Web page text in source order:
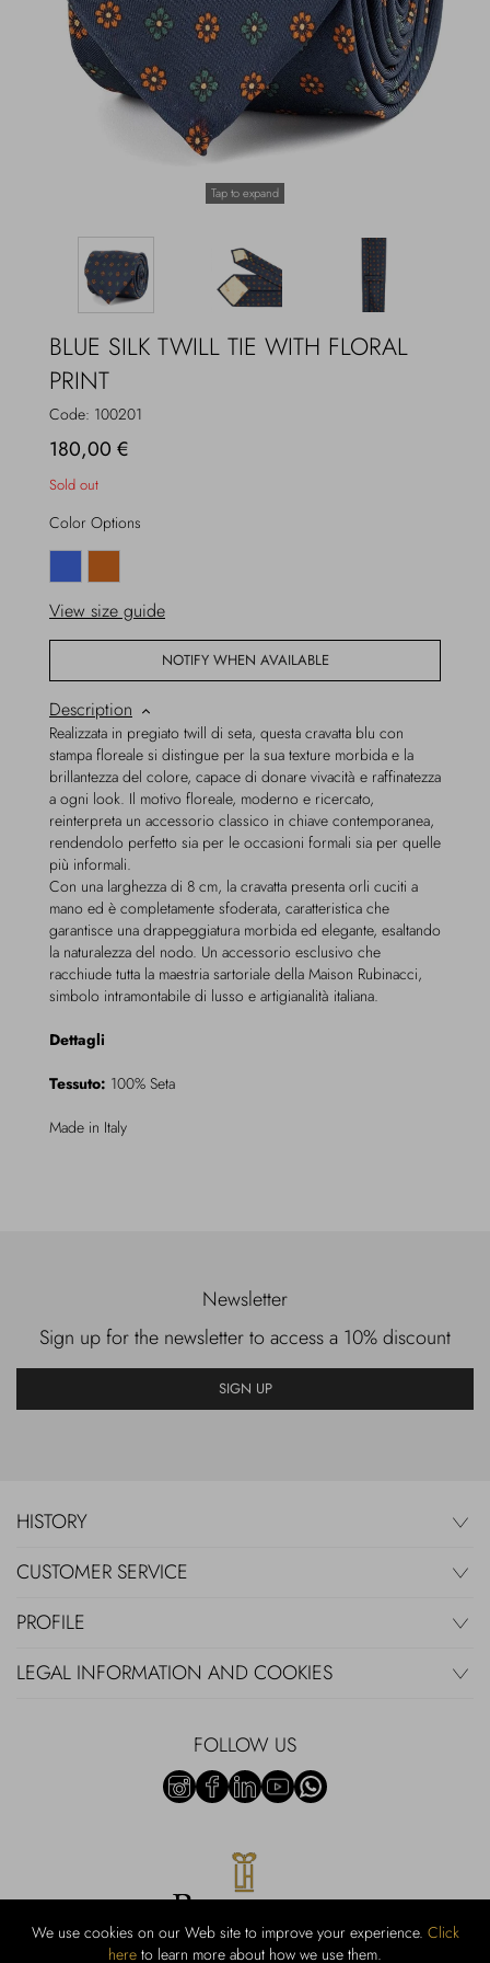
Overcoats
We use cookies on our Web site to improve your experience. Click
here to learn more about how we use them.
Tap to expand
BLUE SILK TWILL TIE WITH FLORAL
PRINT
Code: 100201
180,00 €
Sold out
Color Options
View size guide
NOTIFY WHEN AVAILABLE
Description
Realizzata in pregiato twill di seta, questa cravatta blu con
stampa floreale si distingue per la sua texture morbida e la
brillantezza del colore, capace di donare vivacità e raffinatezza
a ogni look. Il motivo floreale, moderno e ricercato,
reinterpreta un accessorio classico in chiave contemporanea,
rendendolo perfetto sia per le occasioni formali sia per quelle
più informali.
Con una larghezza di 8 cm, la cravatta presenta orli cuciti a
mano ed è completamente sfoderata, caratteristica che
garantisce una drappeggiatura morbida ed elegante, esaltando
la naturalezza del nodo. Un accessorio esclusivo che
racchiude tutta la maestria sartoriale della Maison Rubinacci,
simbolo intramontabile di lusso e artigianalità italiana.
Dettagli
Tessuto: 100% Seta
Made in Italy
Newsletter
Sign up for the newsletter to access a 10% discount
SIGN UP
HISTORY
CUSTOMER SERVICE
PROFILE
LEGAL INFORMATION AND COOKIES
FOLLOW US
Rubinacci S.r.l.: Viale Gramsci, 15 - 80122 Naples - P.Iva 00436210637 -